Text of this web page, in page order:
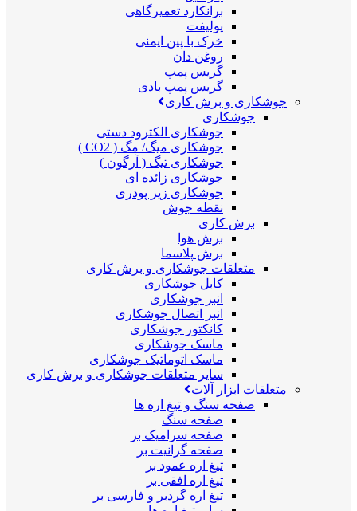
برانکارد تعمیرگاهی
پولیفت
خرک با پین ایمنی
روغن دان
گریس پمپ
گریس پمپ بادی
جوشکاری و برش کاری
جوشکاری
جوشکاری الکترود دستی
جوشکاری میگ/ مگ ( CO2 )
جوشکاری تیگ ( آرگون )
جوشکاری زائده ای
جوشکاری زیر پودری
نقطه جوش
برش کاری
برش هوا
برش پلاسما
متعلقات جوشکاری و برش کاری
کابل جوشکاری
انبر جوشکاری
انبر اتصال جوشکاری
کانکتور جوشکاری
ماسک جوشکاری
ماسک اتوماتیک جوشکاری
سایر متعلقات جوشکاری و برش کاری
متعلقات ابزار آلات
صفحه سنگ و تیغ اره ها
صفحه سنگ
صفحه سرامیک بر
صفحه گرانیت بر
تیغ اره عمود بر
تیغ اره افقی بر
تیغ اره گردبر و فارسی بر